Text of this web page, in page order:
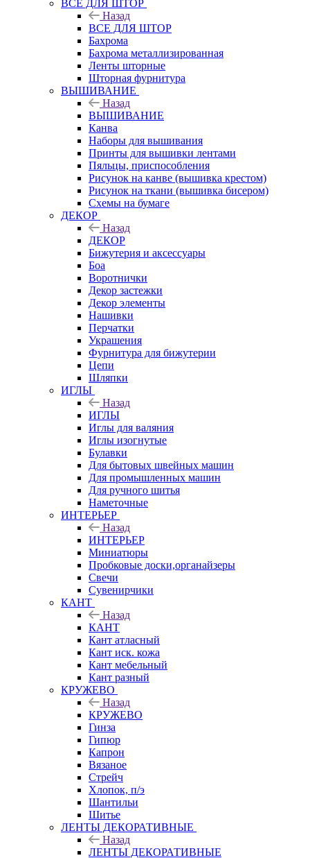
ВСЕ ДЛЯ ШТОР
Назад
ВСЕ ДЛЯ ШТОР
Бахрома
Бахрома металлизированная
Ленты шторные
Шторная фурнитура
ВЫШИВАНИЕ
Назад
ВЫШИВАНИЕ
Канва
Наборы для вышивания
Принты для вышивки лентами
Пяльцы, приспособления
Рисунок на канве (вышивка крестом)
Рисунок на ткани (вышивка бисером)
Схемы на бумаге
ДЕКОР
Назад
ДЕКОР
Бижутерия и аксессуары
Боа
Воротнички
Декор застежки
Декор элементы
Нашивки
Перчатки
Украшения
Фурнитура для бижутерии
Цепи
Шляпки
ИГЛЫ
Назад
ИГЛЫ
Иглы для валяния
Иглы изогнутые
Булавки
Для бытовых швейных машин
Для промышленных машин
Для ручного шитья
Наметочные
ИНТЕРЬЕР
Назад
ИНТЕРЬЕР
Миниатюры
Пробковые доски,органайзеры
Свечи
Сувенирчики
КАНТ
Назад
КАНТ
Кант атласный
Кант иск. кожа
Кант мебельный
Кант разный
КРУЖЕВО
Назад
КРУЖЕВО
Гинза
Гипюр
Капрон
Вязаное
Стрейч
Хлопок, п/э
Шантильи
Шитье
ЛЕНТЫ ДЕКОРАТИВНЫЕ
Назад
ЛЕНТЫ ДЕКОРАТИВНЫЕ